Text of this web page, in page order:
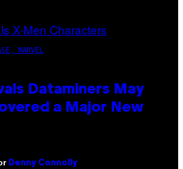
MARVEL
Dataminers May
a Major New
Denny Connolly